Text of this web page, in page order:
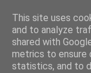
This site uses
and to analyze
shared with
metrics to ensure
statistics, and to